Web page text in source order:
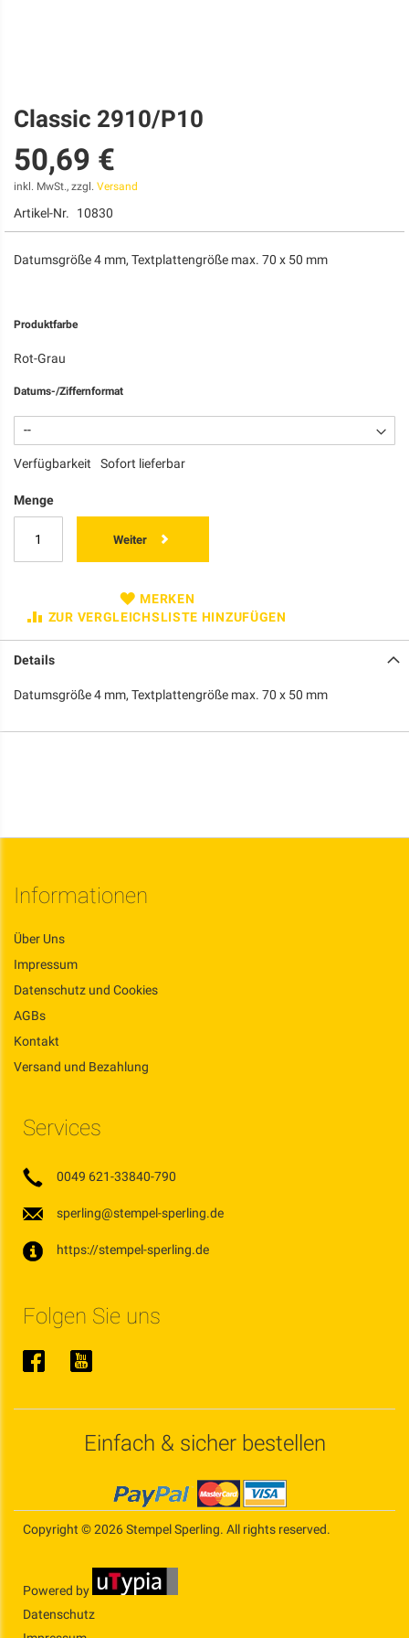
Zum
Anfang
der
Bildgalerie
springen
Classic 2910/P10
50,69 €
inkl. MwSt., zzgl. Versand
Artikel-Nr. 10830
Datumsgröße 4 mm, Textplattengröße max. 70 x 50 mm
Produktfarbe
Rot-Grau
Datums-/Ziffernformat
Verfügbarkeit Sofort lieferbar
Menge
Weiter
MERKEN
ZUR VERGLEICHSLISTE HINZUFÜGEN
Details
Datumsgröße 4 mm, Textplattengröße max. 70 x 50 mm
Informationen
Über Uns
Impressum
Datenschutz und Cookies
AGBs
Kontakt
Versand und Bezahlung
Services
0049 621-33840-790
sperling@stempel-sperling.de
https://stempel-sperling.de
Folgen Sie uns
Einfach & sicher bestellen
Copyright © 2026 Stempel Sperling. All rights reserved.
Powered by
Datenschutz